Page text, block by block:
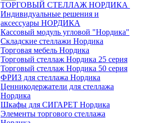
ТОРГОВЫЙ СТЕЛЛАЖ НОРДИКА
Индивидуальные решения и
аксессуары НОРДИКА
Кассовый модуль угловой "Нордика"
Складские стеллажи Нордика
Торговая мебель Нордика
Торговый стеллаж Нордика 25 серия
Торговый стеллаж Нордика 50 серия
ФРИЗ для стеллажа Нордика
Ценникодержатели для стеллажа
Нордика
Шкафы для СИГАРЕТ Нордика
Элементы торгового стеллажа